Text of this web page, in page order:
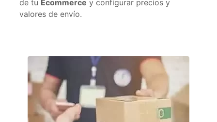
de tu Ecommerce y configurar precios y
valores de envío.